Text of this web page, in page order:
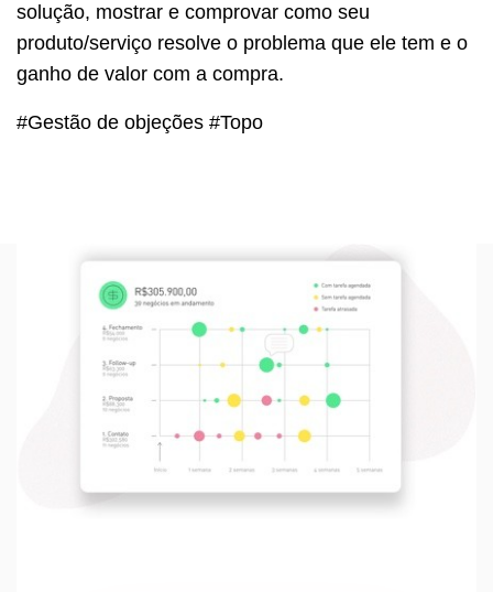
solução, mostrar e comprovar como seu
produto/serviço resolve o problema que ele tem e o
ganho de valor com a compra.
#Gestão de objeções #Topo